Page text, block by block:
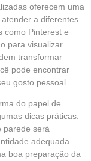
oferecem uma
a diferentes
como Pinterest e
para visualizar
transformar
pode encontrar
gosto pessoal.
do papel de
dicas práticas.
parede será
adequada.
boa preparação da